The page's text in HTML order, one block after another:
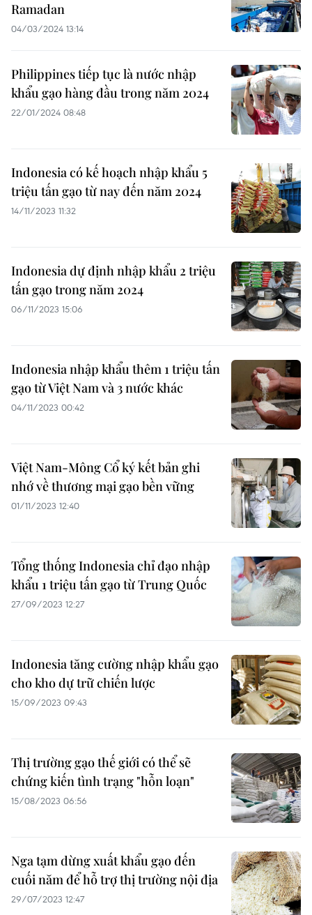
Ramadan
04/03/2024 13:14
Philippines tiếp tục là nước nhập
khẩu gạo hàng đầu trong năm 2024
22/01/2024 08:48
Indonesia có kế hoạch nhập khẩu 5
triệu tấn gạo từ nay đến năm 2024
14/11/2023 11:32
Indonesia dự định nhập khẩu 2 triệu
tấn gạo trong năm 2024
06/11/2023 15:06
Indonesia nhập khẩu thêm 1 triệu tấn
gạo từ Việt Nam và 3 nước khác
04/11/2023 00:42
Việt Nam-Mông Cổ ký kết bản ghi
nhớ về thương mại gạo bền vững
01/11/2023 12:40
Tổng thống Indonesia chỉ đạo nhập
khẩu 1 triệu tấn gạo từ Trung Quốc
27/09/2023 12:27
Indonesia tăng cường nhập khẩu gạo
cho kho dự trữ chiến lược
15/09/2023 09:43
Thị trường gạo thế giới có thể sẽ
chứng kiến tình trạng "hỗn loạn"
15/08/2023 06:56
Nga tạm dừng xuất khẩu gạo đến
cuối năm để hỗ trợ thị trường nội địa
29/07/2023 12:47